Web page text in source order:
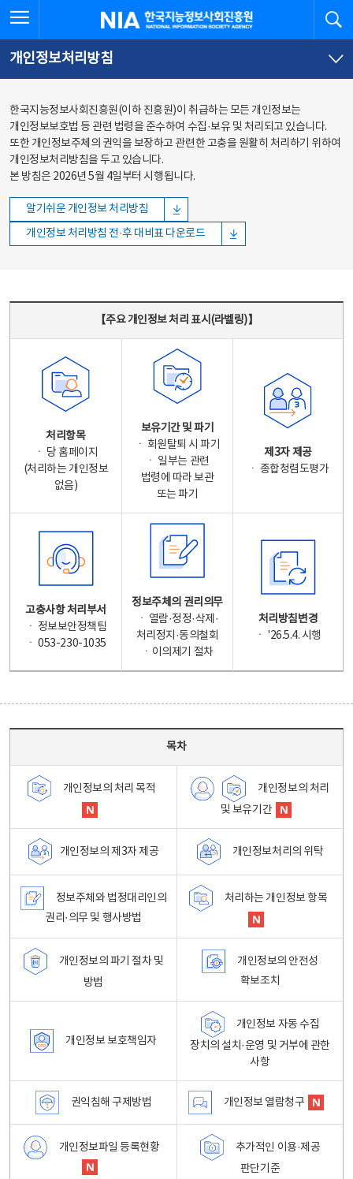
바로가기
바로가기
한국지능정보사회진흥원
개인정보처리방침
한국지능정보사회진흥원(이하 진흥원)이 취급하는 모든 개인정보는
개인정보보호법 등 관련 법령을 준수하여 수집·보유 및 처리되고 있습니다.
또한 개인정보주체의 권익을 보장하고 관련한 고충을 원활히 처리하기 위하여
개인정보처리방침을 두고 있습니다.
본 방침은 2026년 5월 4일부터 시행됩니다.
알기쉬운 개인정보 처리방침
개인정보 처리방침 전·후 대비표 다운로드
【주요 개인정보 처리 표시(라벨링)】
처리항목
ㆍ 당 홈페이지
(처리하는 개인정보
없음)
보유기간 및 파기
ㆍ 회원탈퇴 시 파기
ㆍ 일부는 관련
법령에 따라 보관
또는 파기
제3자 제공
ㆍ 종합청렴도평가
고충사항 처리부서
ㆍ 정보보안정책팀
ㆍ 053-230-1035
정보주체의 권리의무
ㆍ 열람·정정·삭제·
처리정지·동의철회
ㆍ이의제기 절차
처리방침변경
ㆍ '26.5.4. 시행
목차
개인정보의 처리 목적
개인정보의 처리
및 보유기간
개인정보의 제3자 제공 개인정보처리의 위탁
정보주체와 법정대리인의
권리·의무 및 행사방법
처리하는 개인정보 항목
개인정보의 파기 절차 및
방법
개인정보의 안전성
확보조치
개인정보 보호책임자
개인정보 자동 수집
장치의 설치·운영 및 거부에 관한
사항
권익침해 구제방법 개인정보 열람청구
개인정보파일 등록현황
추가적인 이용·제공
판단기준